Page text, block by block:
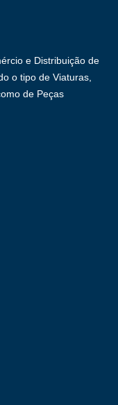
e Distribuição de
o tipo de Viaturas,
de Peças